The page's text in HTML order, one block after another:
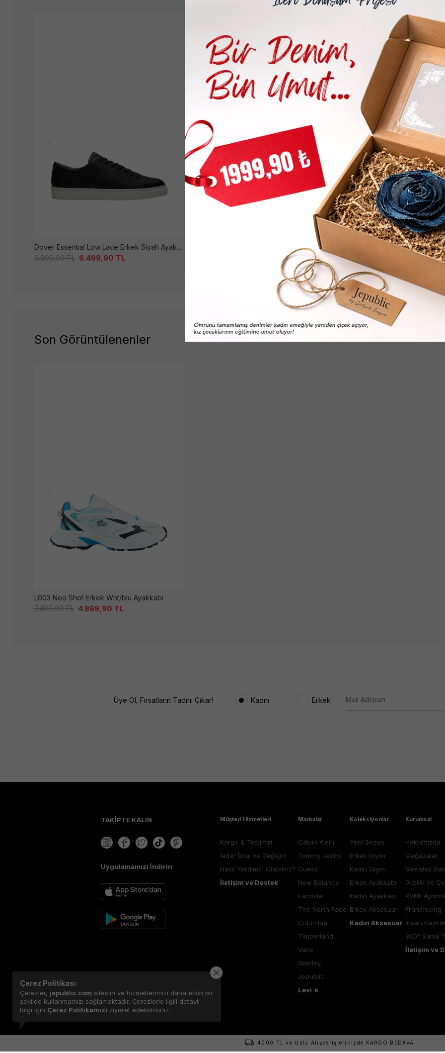
Dover Essentıal Low Lace Erkek Si̇yah Ayakkabı
9.999,00TL 6.499,90 TL
Vans Sneaker Erkek Si̇yah
4.499,00
2.469,90TL
Son Görüntülenenler
L003 Neo Shot Erkek Wht/blu Ayakkabı
7.490,00TL 4.869,90 TL
Üye Ol, Fırsatların Tadını Çıkar! Kadın Erkek
TAKİPTE KALIN
Uygulamamızı İndirin
Müşteri Hizmetleri
Kargo & Teslimat
İade/ İptal ve Değişim
Nasıl Yardımcı Olabiliriz?
İletişim ve Destek
Markalar
Calvin Klein
Tommy Jeans
Guess
New Balance
Lacoste
The North Face
Columbia
Timberland
Vans
Stanley
Jepublic
Levi`s
Koleksiyonlar
Yeni Sezon
Erkek Giyim
Kadın Giyim
Erkek Ayakkabı
Kadın Ayakkabı
Erkek Aksesuar
Kadın Aksesuar
Kurumsal
Hakkımızda
Mağazalar
Mesafeli
Gizlilik ve
KVKK
Franchising
İnsan
360° Sanal
İletişim ve
4000 TL ve Üstü Alışverişlerinizde KARGO BEDAVA
Çerez Politikası
Çerezler, jepublic.com sitesini ve hizmetlerimizi daha etkin bir
şekilde kullanmamızı sağlamaktadır. Çerezlerle ilgili detaylı
bilgi için Çerez Politikamızı ziyaret edebilirsiniz.